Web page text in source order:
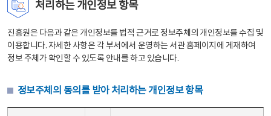
처리하는 개인정보 항목
진흥원은 다음과 같은 개인정보를 법적 근거로 정보주체의 개인정보를 수집 및
이용합니다. 자세한 사항은 각 부서에서 운영하는 서관 홈페이지에 게재하여
정보 주체가 확인할 수 있도록 안내를 하고 있습니다.
정보주체의 동의를 받아 처리하는 개인정보 항목